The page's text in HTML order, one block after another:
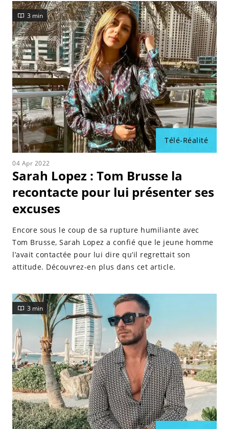
Télé-Réalité
3 min
04 Apr 2022
Sarah Lopez : Tom Brusse la
recontacte pour lui présenter ses
excuses
Encore sous le coup de sa rupture humiliante avec
Tom Brusse, Sarah Lopez a confié que le jeune homme
l’avait contactée pour lui dire qu’il regrettait son
attitude. Découvrez-en plus dans cet article.
3 min